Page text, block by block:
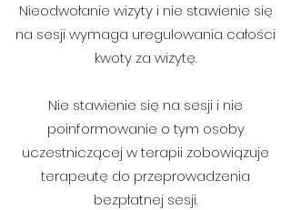
Nieodwołanie wizyty i nie stawienie się
na sesji wymaga uregulowania całości
kwoty za wizytę.
Nie stawienie się na sesji i nie
poinformowanie o tym osoby
uczestniczącej w terapii zobowiązuje
terapeutę do przeprowadzenia
bezpłatnej sesji.